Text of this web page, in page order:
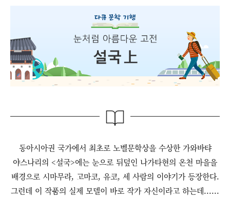
동아시아권 국가에서 최초로 노벨문학상을 수상한 가와바탸
야스나리의 <설국>에는 눈으로 뒤덮인 나가타현의 온천 마을을
배경으로 시마무라, 고마코, 유코, 세 사람의 이야기가 등장한다.
그런데 이 작품의 실제 모델이 바로 작가 자신이라고 하는데......